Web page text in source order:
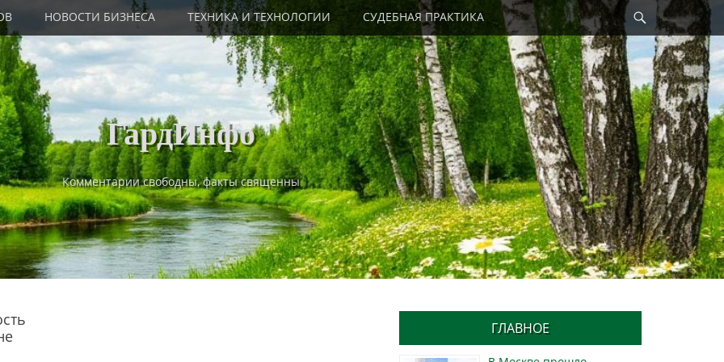
НОВОСТИ БИЗНЕСА ТЕХНИКА И ТЕХНОЛОГИИ СУДЕБНАЯ ПРАКТИКА
Найти
ГардИнфо
Комментарии свободны, факты священны
ГЛАВНОЕ